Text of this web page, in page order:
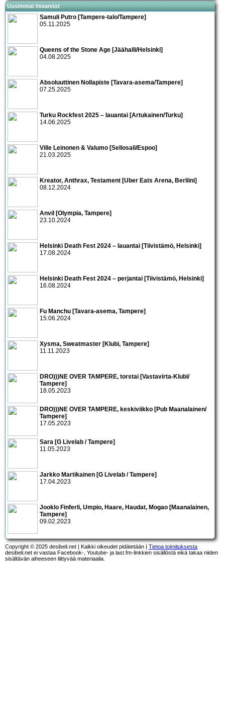
Uusimmat livearviot
Samuli Putro [Tampere-talo/Tampere]
05.11.2025
Queens of the Stone Age [Jäähalli/Helsinki]
04.08.2025
Absoluuttinen Nollapiste [Tavara-asema/Tampere]
07.25.2025
Turku Rockfest 2025 – lauantai [Artukainen/Turku]
14.06.2025
Ville Leinonen & Valumo [Sellosali/Espoo]
21.03.2025
Kreator, Anthrax, Testament [Uber Eats Arena, Berliini]
08.12.2024
Anvil [Olympia, Tampere]
23.10.2024
Helsinki Death Fest 2024 – lauantai [Tiivistämö, Helsinki]
17.08.2024
Helsinki Death Fest 2024 – perjantai [Tiivistämö, Helsinki]
16.08.2024
Fu Manchu [Tavara-asema, Tampere]
15.06.2024
Xysma, Sweatmaster [Klubi, Tampere]
11.11.2023
DRO)))NE OVER TAMPERE, torstai [Vastavirta-Klubi/
Tampere]
18.05.2023
DRO)))NE OVER TAMPERE, keskiviikko [Pub Maanalainen/
Tampere]
17.05.2023
Sara [G Livelab / Tampere]
11.05.2023
Jarkko Martikainen [G Livelab / Tampere]
17.04.2023
Jooklo Finferli, Umpio, Haare, Haudat, Mogao [Maanalainen,
Tampere]
09.02.2023
Copyright © 2025 desibeli.net | Kaikki oikeudet pidätetään | Tietoa toimituksesta
desibeli.net ei vastaa Facebook-, Youtube- ja last.fm-linkkien sisällöstä eikä takaa niiden
sisältävän aiheeseen liittyvää materiaalia.